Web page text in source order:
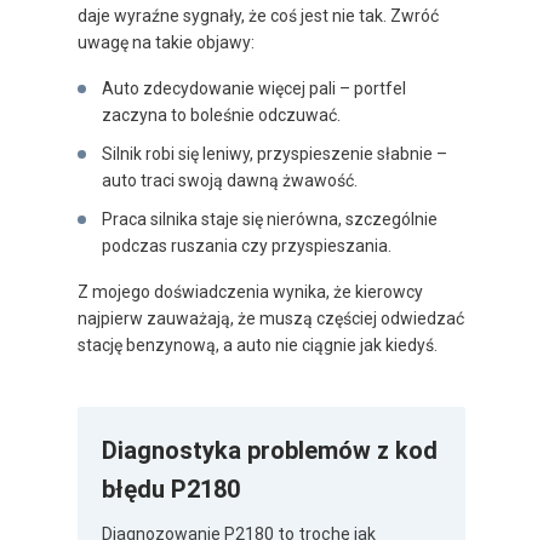
daje wyraźne sygnały, że coś jest nie tak. Zwróć
uwagę na takie objawy:
Auto zdecydowanie więcej pali – portfel
zaczyna to boleśnie odczuwać.
Silnik robi się leniwy, przyspieszenie słabnie –
auto traci swoją dawną żwawość.
Praca silnika staje się nierówna, szczególnie
podczas ruszania czy przyspieszania.
Z mojego doświadczenia wynika, że kierowcy
najpierw zauważają, że muszą częściej odwiedzać
stację benzynową, a auto nie ciągnie jak kiedyś.
Diagnostyka problemów z kod
błędu P2180
Diagnozowanie P2180 to trochę jak